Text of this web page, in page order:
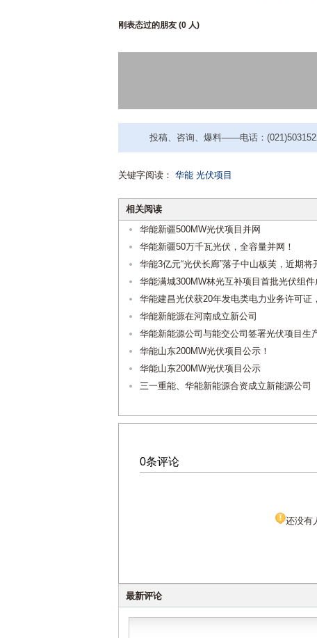
刚表态过的朋友 (0 人)
投稿、咨询、爆料——电话：
关键字阅读： 华能 光伏项目
相关阅读
华能新疆500MW光伏项目并网
华能新疆50万千瓦光伏，全容量并网！
华能3亿元“光伏长廊”落子中山板芙，近期将
华能满城300MW林光互补项目首批光伏组
华能建昌光伏获20年发电类电力业务许可证
华能新能源在河南成立新公司
华能新能源公司与能交公司签署光伏项目生
华能山东200MW光伏项目公示！
华能山东200MW光伏项目公示
三一重能、华能新能源合资成立新能源公司
0条评论
还没有
最新评论